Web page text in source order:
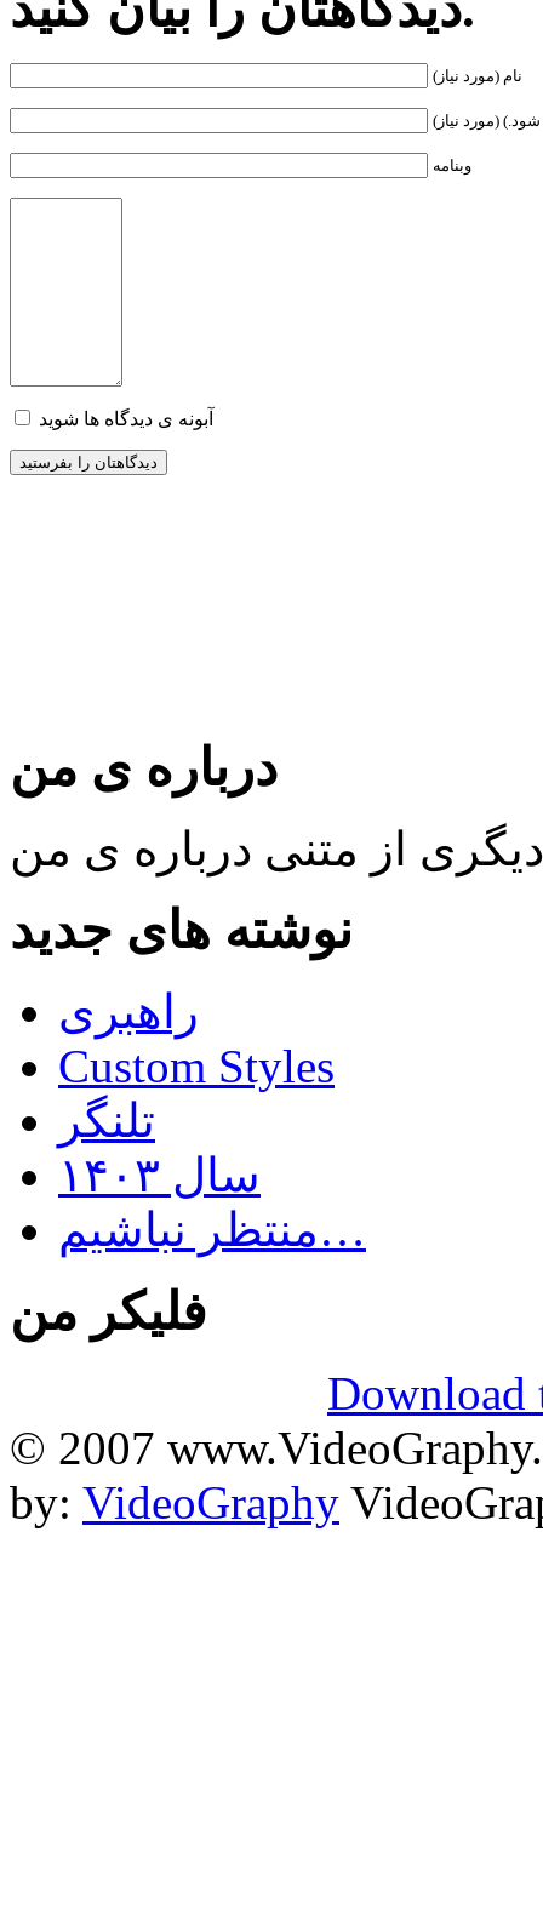
نام (مورد نیاز)
(مورد نیاز)
وبنامه
آبونه ی دیدگاه ها شوید
درباره ی من
نوشته های جدید
راهبری
Custom Styles
تلنگر
سال ۱۴۰۳
منتظر نباشیم…
فلیکر من
Download
© 2007
by: VideoGraphy